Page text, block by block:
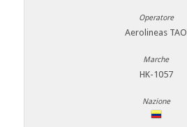
Aerolineas TAO
HK-1057